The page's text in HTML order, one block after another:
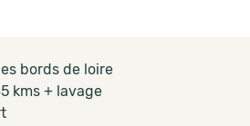
bords de loire
kms + lavage